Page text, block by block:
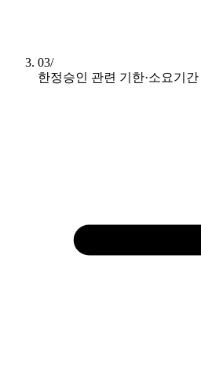
03/
한정승인 관련 기한·소요기간